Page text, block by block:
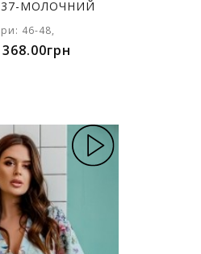
МОЛОЧНИЙ
46-48,